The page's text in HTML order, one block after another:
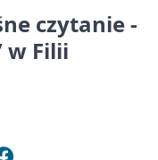
czytanie -
w Filii